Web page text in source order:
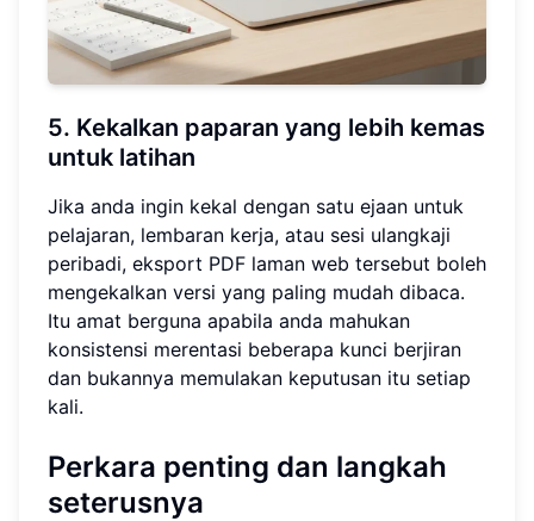
5. Kekalkan paparan yang lebih kemas
untuk latihan
Jika anda ingin kekal dengan satu ejaan untuk
pelajaran, lembaran kerja, atau sesi ulangkaji
peribadi, eksport PDF laman web tersebut boleh
mengekalkan versi yang paling mudah dibaca.
Itu amat berguna apabila anda mahukan
konsistensi merentasi beberapa kunci berjiran
dan bukannya memulakan keputusan itu setiap
kali.
Perkara penting dan langkah
seterusnya